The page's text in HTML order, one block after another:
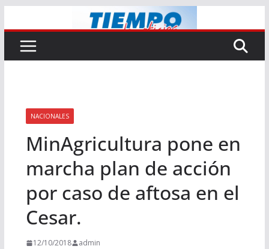
al
contenido
NACIONALES
MinAgricultura pone en
marcha plan de acción
por caso de aftosa en el
Cesar.
12/10/2018 admin